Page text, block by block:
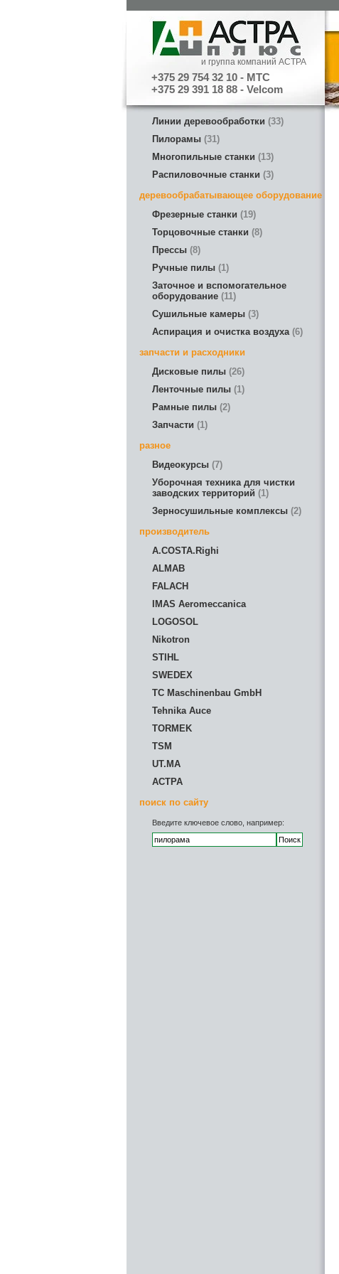
и группа компаний АСТРА
+375 29 754 32 10 - МТС
+375 29 391 18 88 - Velcom
Линии деревообработки 33
Пилорамы 31
Многопильные станки
13
Распиловочные станки 3
деревообрабатывающее оборудование
Фрезерные станки
19
Торцовочные станки 8
Прессы 8
Ручные пилы 1
Заточное и вспомогательное
оборудование 11
Сушильные камеры 3
Аспирация и очистка воздуха 6
запчасти и расходники
Дисковые пилы 26
Ленточные пилы 1
Рамные пилы 2
Запчасти
1
разное
Видеокурсы 7
Уборочная техника для чистки
заводских территорий
1
Зерносушильные комплексы 2
производитель
A.COSTA.Righi
ALMAB
FALACH
IMAS Aeromeccanica
LOGOSOL
Nikotron
STIHL
SWEDEX
TC Maschinenbau GmbH
Tehnika Auce
TORMEK
TSM
UT.MA
АСТРА
поиск по сайту
Введите ключевое слово, например: